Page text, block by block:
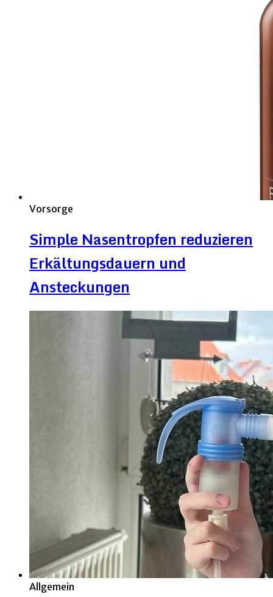
Vorsorge
Simple Nasentropfen reduzieren
Erkältungsdauern und
Ansteckungen
Allgemein